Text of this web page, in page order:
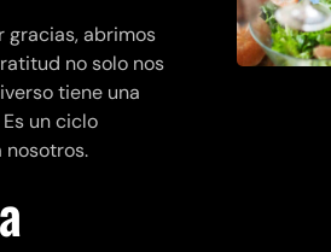
gracias, abrimos
no solo nos
tiene una
un ciclo
nosotros.